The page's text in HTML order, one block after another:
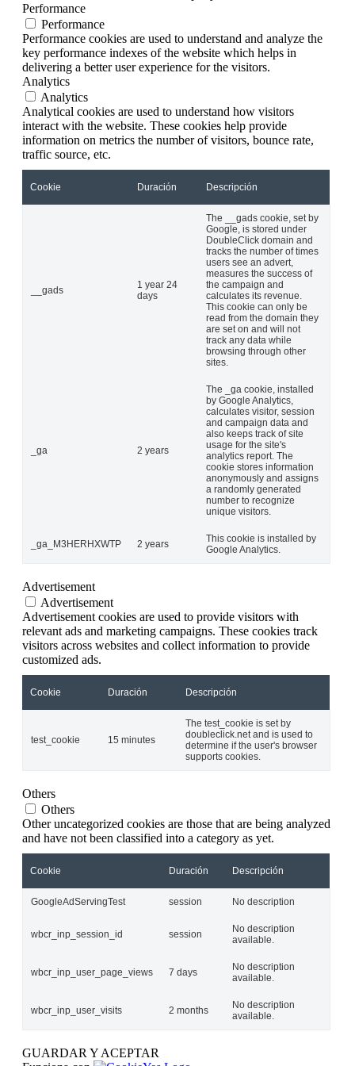
Performance
Performance
Performance cookies are used to understand and analyze the
key performance indexes of the website which helps in
delivering a better user experience for the visitors.
Analytics
Analytics
Analytical cookies are used to understand how visitors
interact with the website. These cookies help provide
information on metrics the number of visitors, bounce rate,
traffic source, etc.
Cookie Duración Descripción
__gads
1 year 24
days
The __gads cookie, set by
Google, is stored under
DoubleClick domain and
tracks the number of times
users see an advert,
measures the success of
the campaign and
calculates its revenue.
This cookie can only be
read from the domain they
are set on and will not
track any data while
browsing through other
sites.
_ga 2 years
The _ga cookie, installed
by Google Analytics,
calculates visitor, session
and campaign data and
also keeps track of site
usage for the site's
analytics report. The
cookie stores information
anonymously and assigns
a randomly generated
number to recognize
unique visitors.
_ga_M3HERHXWTP 2 years
This cookie is installed by
Google Analytics.
Advertisement
Advertisement
Advertisement cookies are used to provide visitors with
relevant ads and marketing campaigns. These cookies track
visitors across websites and collect information to provide
customized ads.
Cookie Duración Descripción
test_cookie 15 minutes
The test_cookie is set by
doubleclick.net and is used to
determine if the user's browser
supports cookies.
Others
Others
Other uncategorized cookies are those that are being analyzed
and have not been classified into a category as yet.
Cookie Duración Descripción
GoogleAdServingTest session No description
wbcr_inp_session_id session
No description
available.
wbcr_inp_user_page_views 7 days
No description
available.
wbcr_inp_user_visits 2 months
No description
available.
GUARDAR Y ACEPTAR